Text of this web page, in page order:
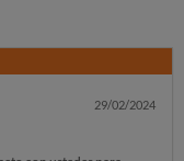
29/02/2024